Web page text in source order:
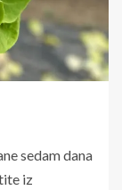
sedam dana
iz